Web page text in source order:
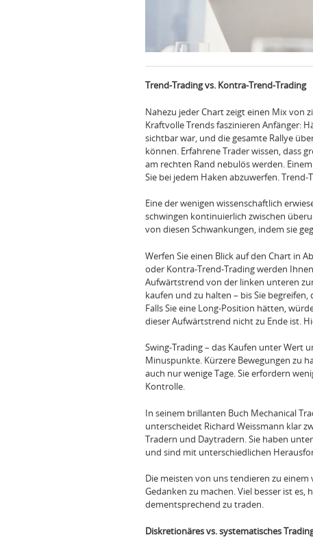
Trend-Trading vs. Kontra-Trend-Trading
Nahezu jeder Chart zeigt einen Mix von
Kraftvolle Trends faszinieren Anfänger:
sichtbar war, und die gesamte Rallye
können. Erfahrene Trader wissen, dass
am rechten Rand nebulös werden.
Sie bei jedem Haken abzuwerfen.
Eine der wenigen wissenschaftlich
schwingen kontinuierlich zwischen
von diesen Schwankungen, indem sie
Werfen Sie einen Blick auf den Chart in
oder Kontra-Trend-Trading werden
Aufwärtstrend von der linken unteren
kaufen und zu halten – bis Sie
Falls Sie eine Long-Position hätten,
dieser Aufwärtstrend nicht zu Ende ist.
Swing-Trading – das Kaufen unter Wert
Minuspunkte. Kürzere Bewegungen zu
auch nur wenige Tage. Sie erfordern
Kontrolle.
In seinem brillanten Buch Mechanical
unterscheidet Richard Weissmann klar
Tradern und Daytradern. Sie haben
und sind mit unterschiedlichen
Die meisten von uns tendieren zu
Gedanken zu machen. Viel besser ist
dementsprechend zu traden.
Diskretionäres vs. systematisches